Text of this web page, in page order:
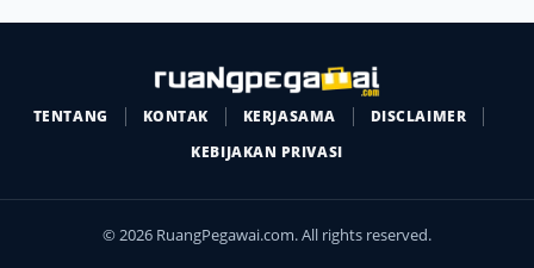
TENTANG KONTAK KERJASAMA
DISCLAIMER
KEBIJAKAN PRIVASI
© 2026 RuangPegawai.com. All rights reserved.